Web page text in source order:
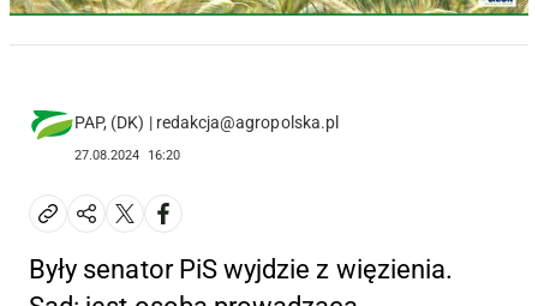
PAP, (DK) | redakcja@agropolska.pl
27.08.2024 16:20
Były senator PiS wyjdzie z więzienia.